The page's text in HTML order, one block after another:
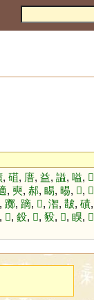
, 䃊, 庴, 益, 謚, 嗌, 𨜶
, 奭, 郝, 睗, 晹, 𡣪, 𦔥
躑, 蹢, 𧓸, 潪, 皵, 磧,
𪁛, 鈠, 𩂹, 豛, 𧈻, 瞁, 𥆛